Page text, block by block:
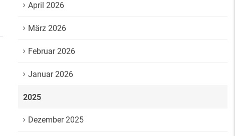
April 2026
März 2026
Februar 2026
Januar 2026
2025
Dezember 2025